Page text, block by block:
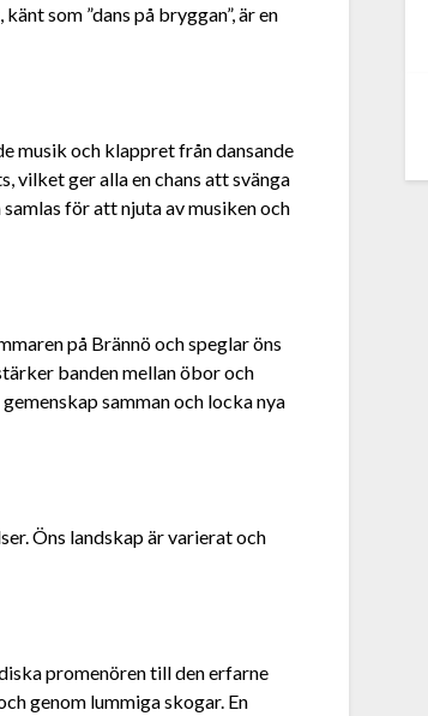
som ”dans på bryggan”, är en
musik och klappret från dansande
vilket ger alla en chans att svänga
för att njuta av musiken och
på Brännö och speglar öns
banden mellan öbor och
samman och locka nya
Öns landskap är varierat och
promenören till den erfarne
genom lummiga skogar. En